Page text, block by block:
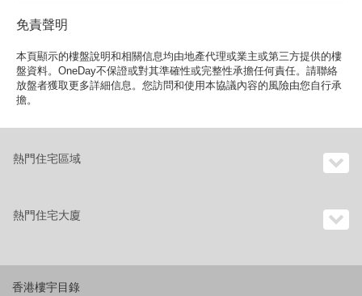
免責聲明
本頁顯示的樓盤說明和相關信息均由地產代理或業主或第三方提供的樓
盤資料。OneDay不保證或對其準確性或完整性承擔任何責任。請聯絡
放盤者獲取更多詳細信息。您訪問和使用本協議內容的風險由您自行承
擔。
熱門住宅區域
熱門住宅大廈
香港樓宇目錄